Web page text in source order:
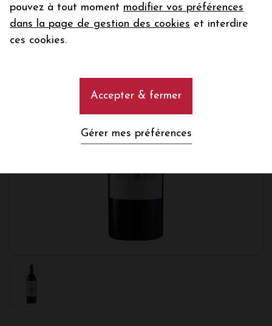
pouvez à tout moment modifier vos préférences
dans la page de gestion des cookies et interdire
ces cookies.
Accepter & fermer
Gérer mes préférences
email
En m’abonnant, j’accepte de recevoir la newsletter de la